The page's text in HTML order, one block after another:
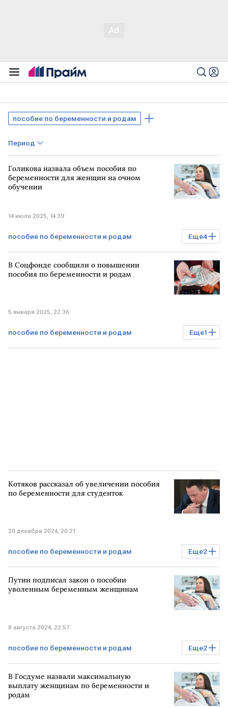
пособие по беременности и родам
Период
Голикова назвала объем пособия по
беременности для женщин на очном
обучении
14 июля 2025, 14:39
Еще4
пособие по беременности и родам
Экономика Общество
Татьяна Голикова пособия
В Соцфонде сообщили о повышении
пособия по беременности и родам
5 января 2025, 22:36
Еще1
пособие по беременности и родам
РОССИЯ Соцфонд
Котяков рассказал об увеличении пособия
по беременности для студенток
20 декабря 2024, 20:21
Еще2
пособие по беременности и родам
РОССИЯ Антон Котяков студенты
Путин подписал закон о пособии
уволенным беременным женщинам
8 августа 2024, 22:57
Еще2
пособие по беременности и родам
РОССИЯ закон увольнение
В Госдуме назвали максимальную
выплату женщинам по беременности и
родам